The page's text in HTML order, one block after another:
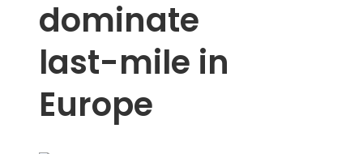
dominate
last-mile in
Europe